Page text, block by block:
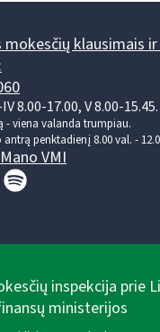
klausimais
8.00-17.00, V 8.00-15.45.
- viena valanda trumpiau.
penktadienį 8.00 val. -
Mano VMI
inspekcija prie
ministerijos